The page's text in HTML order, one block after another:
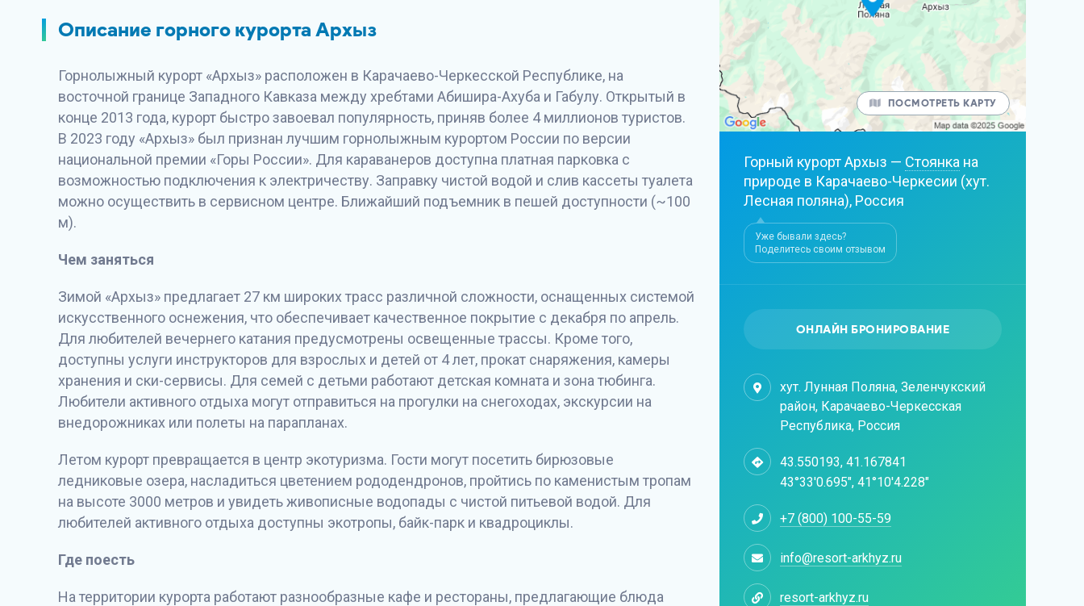
Описание горного курорта Архыз
Горнолыжный курорт «Архыз» расположен в Карачаево-Черкесской Республике, на
восточной границе Западного Кавказа между хребтами Абишира-Ахуба и Габулу. Открытый в
конце 2013 года, курорт быстро завоевал популярность, приняв более 4 миллионов туристов.
В 2023 году «Архыз» был признан лучшим горнолыжным курортом России по версии
национальной премии «Горы России». Для караванеров доступна платная парковка с
возможностью подключения к электричеству. Заправку чистой водой и слив кассеты туалета
можно осуществить в сервисном центре. Ближайший подъемник в пешей доступности (~100
м).
Чем заняться
Зимой «Архыз» предлагает 27 км широких трасс различной сложности, оснащенных системой
искусственного оснежения, что обеспечивает качественное покрытие с декабря по апрель.
Для любителей вечернего катания предусмотрены освещенные трассы. Кроме того,
доступны услуги инструкторов для взрослых и детей от 4 лет, прокат снаряжения, камеры
хранения и ски-сервисы. Для семей с детьми работают детская комната и зона тюбинга.
Любители активного отдыха могут отправиться на прогулки на снегоходах, экскурсии на
внедорожниках или полеты на парапланах.
Летом курорт превращается в центр экотуризма. Гости могут посетить бирюзовые
ледниковые озера, насладиться цветением рододендронов, пройтись по каменистым тропам
на высоте 3000 метров и увидеть живописные водопады с чистой питьевой водой. Для
любителей активного отдыха доступны экотропы, байк-парк и квадроциклы.
Где поесть
На территории курорта работают разнообразные кафе и рестораны, предлагающие блюда
ПОСМОТРЕТЬ КАРТУ
Горный курорт Архыз — Стоянка на
природе в Карачаево-Черкесии (хут.
Лесная поляна), Россия
Уже бывали здесь?
Поделитесь своим отзывом
ОНЛАЙН БРОНИРОВАНИЕ
хут. Лунная Поляна, Зеленчукский
район, Карачаево-Черкесская
Республика, Россия
43.550193, 41.167841
43°33'0.695", 41°10'4.228"
+7 (800) 100-55-59
info@resort-arkhyz.ru
resort-arkhyz.ru